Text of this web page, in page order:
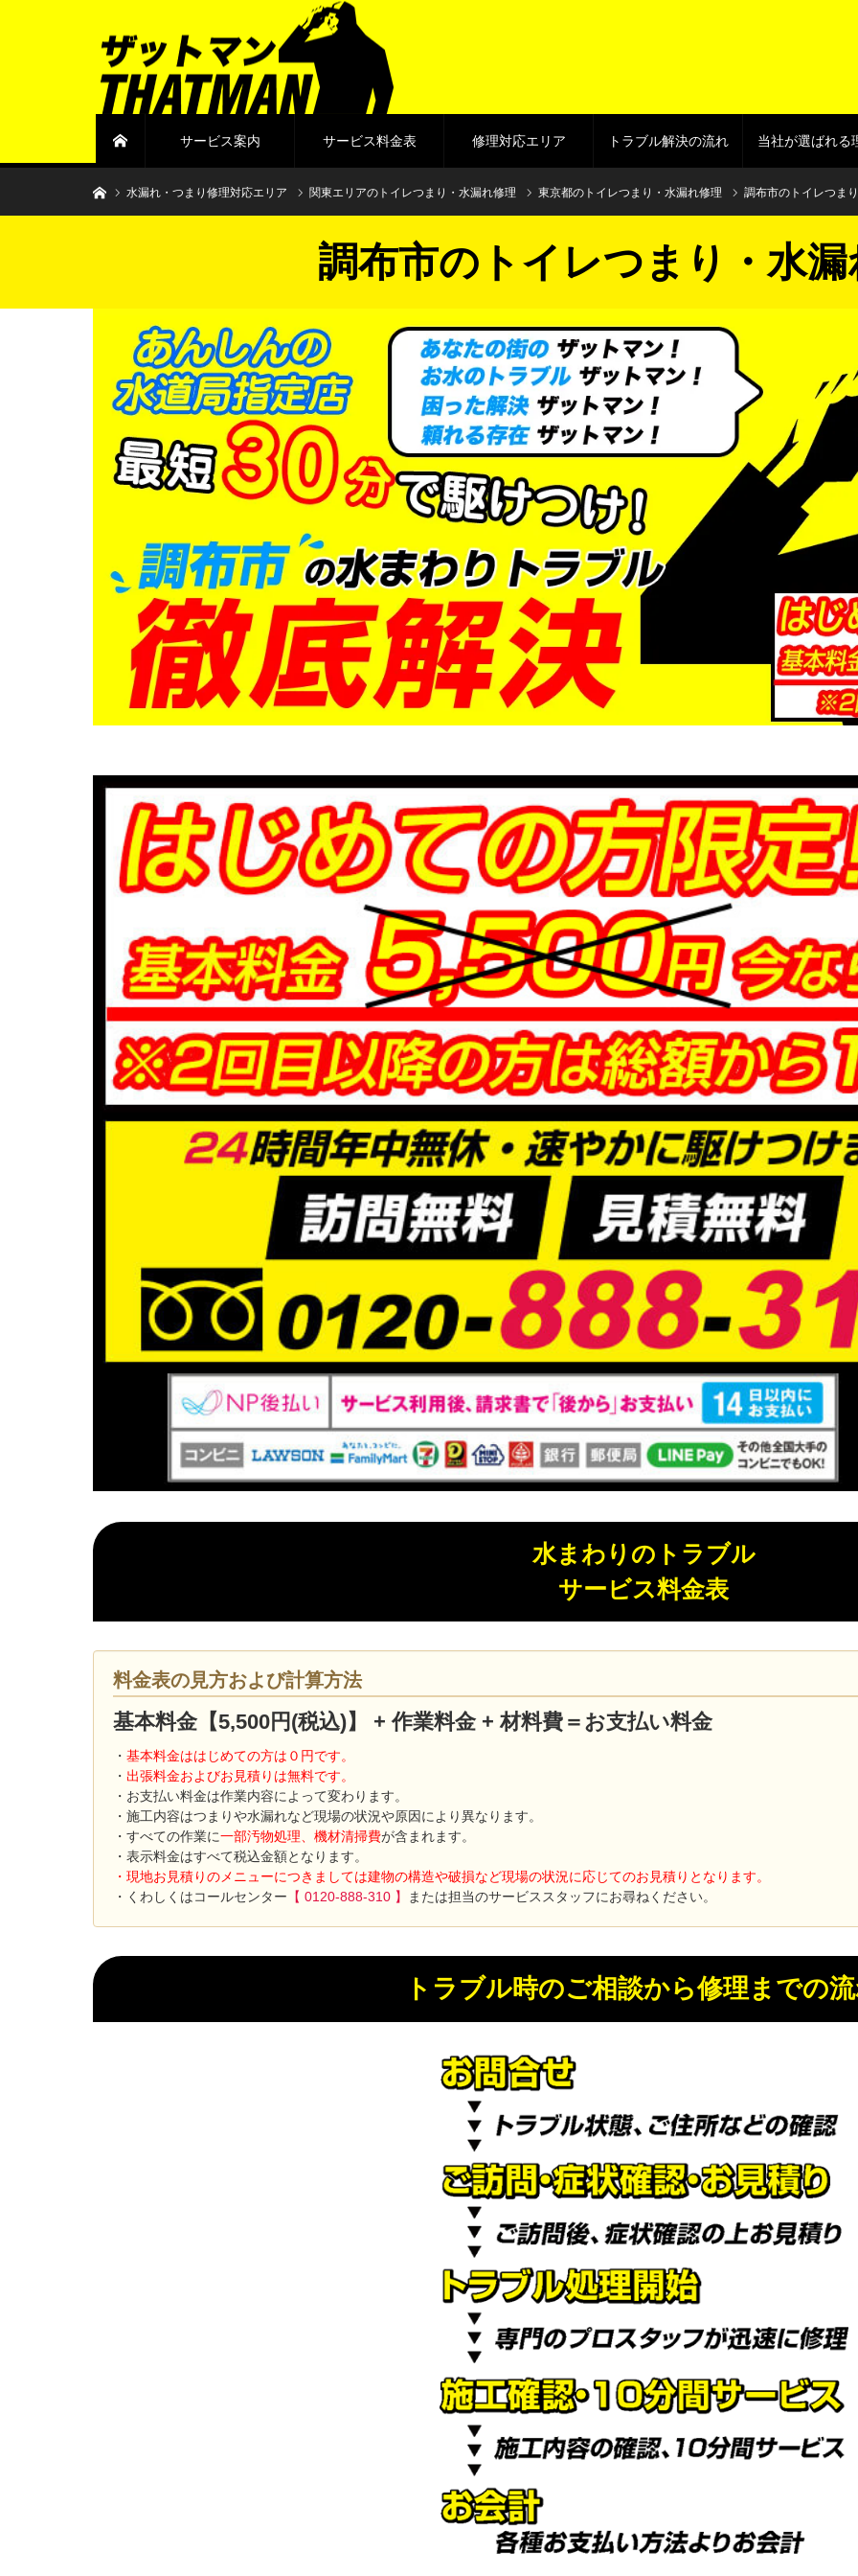
サービス案内 サービス料金表 修理対応エリア トラブル解決の流れ 当社が選ばれる
水まわりトラブル解決のザットマン
水漏れ・つまり修理対応エリア 関東エリアのトイレつまり・水漏れ修理 東京都のトイレつまり・水漏れ修理 調布市のトイレつま
調布市のトイレつまり・水
水まわりのトラブル
サービス料金表
料金表の見方および計算方法
基本料金【5,500円(税込)】 + 作業料金 + 材料費＝お支払い料金
・ 基本料金ははじめての方は０円です。
・ 出張料金およびお見積りは無料です。
・お支払い料金は作業内容によって変わります。
・施工内容はつまりや水漏れなど現場の状況や原因により異なります。
・すべての作業に一部汚物処理、機材清掃費が含まれます。
・表示料金はすべて税込金額となります。
・現地お見積りのメニューにつきましては建物の構造や破損など現場の状況に応じてのお見積りとなります。
・くわしくはコールセンター 【 0120-888-310 】 または担当のサービススタッフにお尋ねください。
トラブル時のご相談から修理までの